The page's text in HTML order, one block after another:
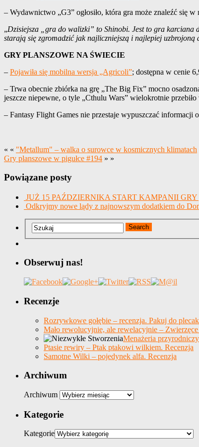
– Wydawnictwo „G3” ogłosiło, która gra może znaleźć się
„Dzisiejsza „gra do walizki” to Shinobi. Jest to gra
starają się zgromadzić jak najliczniejszą i najlepiej
GRY PLANSZOWE NA ŚWIECIE
– Pojawiła się mobilna wersja „Agricoli”; dostępna w cenie
– Trwa obecnie zbiórka na grę „The Big Fix” mocno
jeszcze niepewne, o tyle „Cthulu Wars” wielokrotnie
– Fantasy Flight Games nie przestaje wypuszczać informacji
« « "Metallum" – walka o surowce w kosmicznych klimatach
Gry planszowe w pigułce #194 » »
Powiązane posty
JUŻ 15 PAŹDZIERNIKA START KAMPANII GRY
Odkryjmy nowe lądy z najnowszym dodatkiem do
Obserwuj nas!
Recenzje
Rozrywkowe gołębie – recenzja. Pakuj do
Mało rewolucyjnie, ale rewelacyjnie –
Menażeria
Ptasie rewiry – Ptak ptakowi wilkiem. Recenzja
Samotne Wilki – pojedynek alfa. Recenzja
Archiwum
Archiwum
Kategorie
Kategorie